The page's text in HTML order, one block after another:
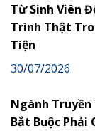
Từ Sinh Viên
Trình Thật
Tiện
30/07/2026
Ngành
Bắt Buộc Phải